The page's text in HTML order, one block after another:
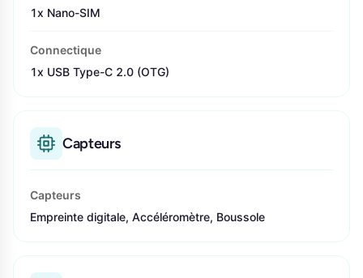
1x Nano-SIM
Connectique
1x USB Type-C 2.0 (OTG)
Capteurs
Capteurs
Empreinte digitale, Accéléromètre, Boussole